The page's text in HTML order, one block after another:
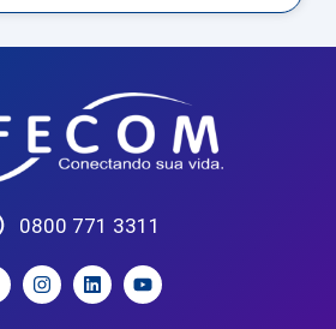
0800 771 3311